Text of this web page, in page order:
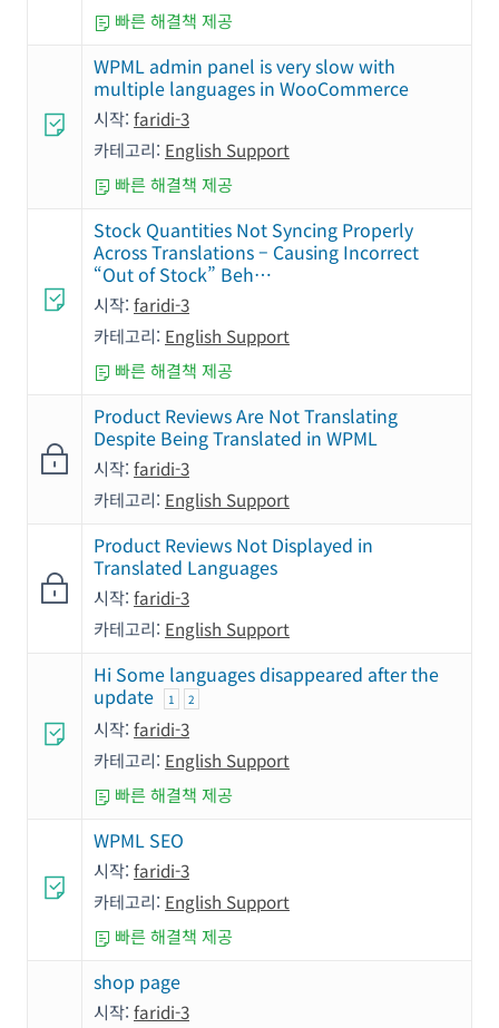
빠른 해결책 제공
WPML admin panel is very slow with
multiple languages in WooCommerce
시작: faridi-3
카테고리: English Support
빠른 해결책 제공
Stock Quantities Not Syncing Properly
Across Translations – Causing Incorrect
“Out of Stock” Beh…
시작: faridi-3
카테고리: English Support
빠른 해결책 제공
Product Reviews Are Not Translating
Despite Being Translated in WPML
시작: faridi-3
카테고리: English Support
Product Reviews Not Displayed in
Translated Languages
시작: faridi-3
카테고리: English Support
Hi Some languages ​​disappeared after the
update
1 2
시작: faridi-3
카테고리: English Support
빠른 해결책 제공
WPML SEO
시작: faridi-3
카테고리: English Support
빠른 해결책 제공
shop page
시작: faridi-3